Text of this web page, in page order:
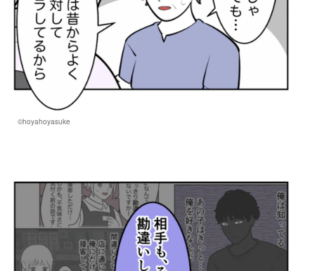
©hoyahoyasuke